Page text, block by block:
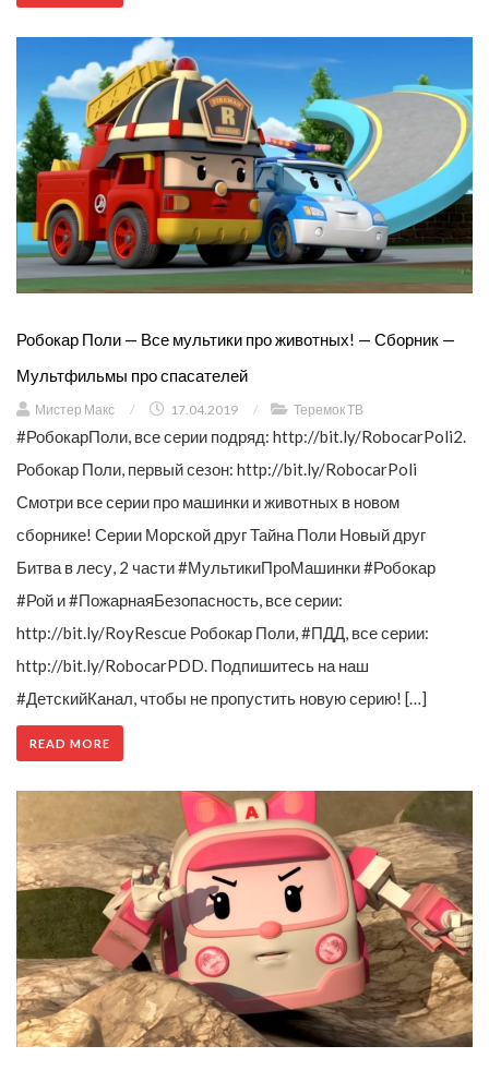
Робокар Поли — Все мультики про животных! — Сборник —
Мультфильмы про спасателей
Мистер Макс / 17.04.2019 / Теремок ТВ
#РобокарПоли, все серии подряд: http://bit.ly/RobocarPoli2.
Робокар Поли, первый сезон: http://bit.ly/RobocarPoli
Смотри все серии про машинки и животных в новом
сборнике! Серии Морской друг Тайна Поли Новый друг
Битва в лесу, 2 части #МультикиПроМашинки #Робокар
#Рой и #ПожарнаяБезопасность, все серии:
http://bit.ly/RoyRescue Робокар Поли, #ПДД, все серии:
http://bit.ly/RobocarPDD. Подпишитесь на наш
#ДетскийКанал, чтобы не пропустить новую серию! […]
READ MORE